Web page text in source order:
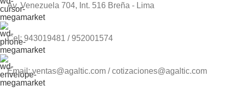
Av. Venezuela 704, Int. 516 Breña - Lima
Cel: 943019481 / 952001574
Email: ventas@agaltic.com / cotizaciones@agaltic.com